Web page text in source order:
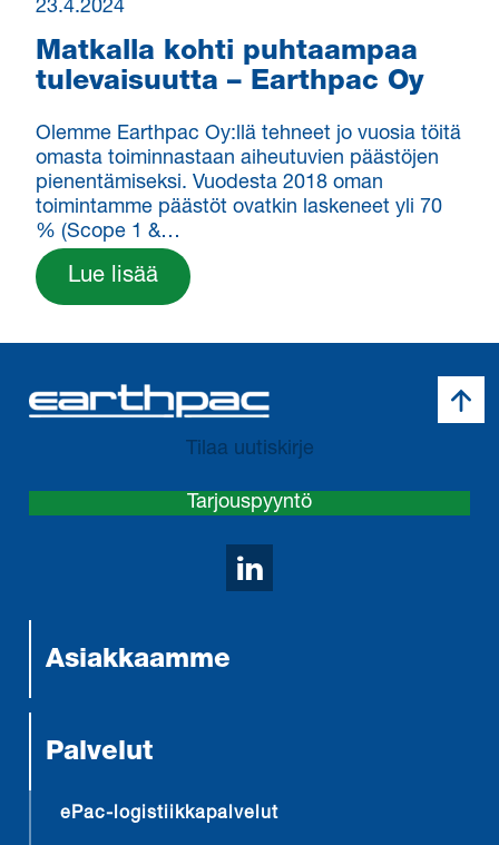
Lue lisää
23.4.2024
Matkalla kohti puhtaampaa
tulevaisuutta – Earthpac Oy
Olemme Earthpac Oy:llä tehneet jo vuosia töitä
omasta toiminnastaan aiheutuvien päästöjen
pienentämiseksi. Vuodesta 2018 oman
toimintamme päästöt ovatkin laskeneet yli 70
% (Scope 1 &…
Tilaa uutiskirje
Tarjouspyyntö
Avaa LinkedIn
Asiakkaamme
Palvelut
ePac-logistiikkapalvelut